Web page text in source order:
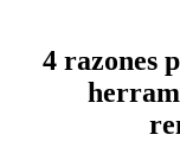
4 razones